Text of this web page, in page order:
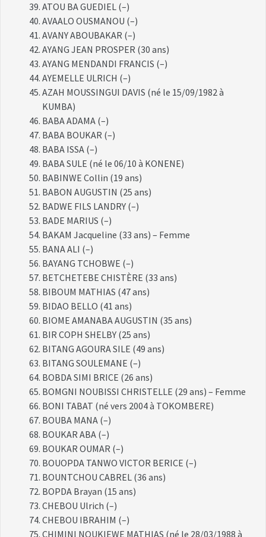
ATOU BA GUEDIEL (–)
AVAALO OUSMANOU (–)
AVANY ABOUBAKAR (–)
AYANG JEAN PROSPER (30 ans)
AYANG MENDANDI FRANCIS (–)
AYEMELLE ULRICH (–)
AZAH MOUSSINGUI DAVIS (né le 15/09/1982 à
KUMBA)
BABA ADAMA (–)
BABA BOUKAR (–)
BABA ISSA (–)
BABA SULE (né le 06/10 à KONENE)
BABINWE Collin (19 ans)
BABON AUGUSTIN (25 ans)
BADWE FILS LANDRY (–)
BADE MARIUS (–)
BAKAM Jacqueline (33 ans) – Femme
BANA ALI (–)
BAYANG TCHOBWE (–)
BETCHETEBE CHISTÈRE (33 ans)
BIBOUM MATHIAS (47 ans)
BIDAO BELLO (41 ans)
BIOME AMANABA AUGUSTIN (35 ans)
BIR COPH SHELBY (25 ans)
BITANG AGOURA SILE (49 ans)
BITANG SOULEMANE (–)
BOBDA SIMI BRICE (26 ans)
BOMGNI NOUBISSI CHRISTELLE (29 ans) – Femme
BONI TABAT (né vers 2004 à TOKOMBERE)
BOUBA MANA (–)
BOUKAR ABA (–)
BOUKAR OUMAR (–)
BOUOPDA TANWO VICTOR BERICE (–)
BOUNTCHOU CABREL (36 ans)
BOPDA Brayan (15 ans)
CHEBOU Ulrich (–)
CHEBOU IBRAHIM (–)
CHIMINI NOUKIEWE MATHIAS (né le 28/03/1988 à